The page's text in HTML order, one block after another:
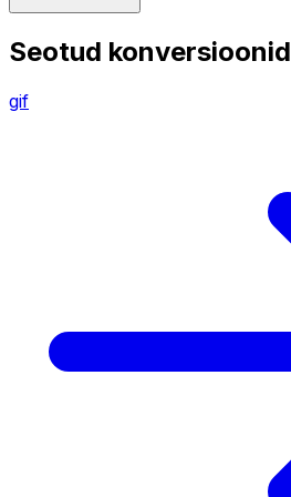
Seotud konversioonid
gif